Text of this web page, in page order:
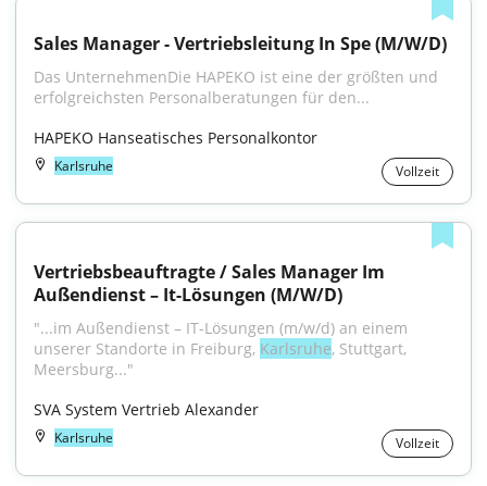
Sales Manager - Vertriebsleitung In Spe (M/W/D)
Das UnternehmenDie HAPEKO ist eine der größten und
erfolgreichsten Personalberatungen für den...
HAPEKO Hanseatisches Personalkontor
Karlsruhe Vollzeit
Vertriebsbeauftragte / Sales Manager Im
Außendienst – It-Lösungen (M/W/D)
"...im Außendienst – IT-Lösungen (m/w/d) an einem
unserer Standorte in Freiburg, Karlsruhe, Stuttgart,
Meersburg..."
SVA System Vertrieb Alexander
Karlsruhe Vollzeit